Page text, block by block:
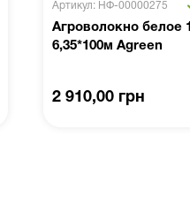
Артикул: НФ-00000275
Агроволокно белое
6,35*100м Agreen
2 910,00 грн